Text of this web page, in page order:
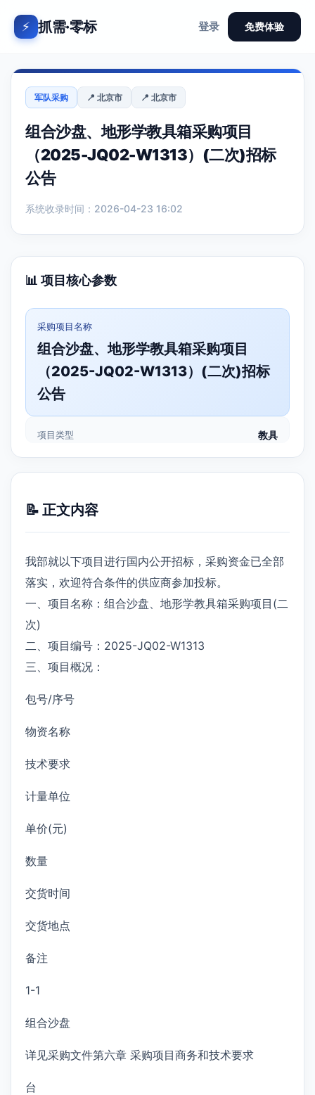
⚡ 抓需·零标 登录 免费体验
军队采购 📍 北京市 📍 北京市
组合沙盘、地形学教具箱采购项目
（2025-JQ02-W1313）(二次)招标
公告
系统收录时间：2026-04-23 16:02
📊 项目核心参数
采购项目名称
组合沙盘、地形学教具箱采购项目
（2025-JQ02-W1313）(二次)招标
公告
项目类型 教具
📝 正文内容
我部就以下项目进行国内公开招标，采购资金已全部
落实，欢迎符合条件的供应商参加投标。
一、项目名称：组合沙盘、地形学教具箱采购项目(二
次)
二、项目编号：2025-JQ02-W1313
三、项目概况：
包号/序号
物资名称
技术要求
计量单位
单价(元)
数量
交货时间
交货地点
备注
1-1
组合沙盘
详见采购文件第六章 采购项目商务和技术要求
台